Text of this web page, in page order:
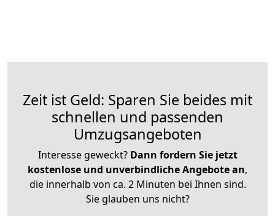
Zeit ist Geld: Sparen Sie beides mit
schnellen und passenden
Umzugsangeboten
Interesse geweckt? Dann fordern Sie jetzt
kostenlose und unverbindliche Angebote an,
die innerhalb von ca. 2 Minuten bei Ihnen sind.
Sie glauben uns nicht?